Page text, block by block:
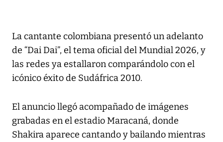
La cantante colombiana presentó un adelanto
de “Dai Dai”, el tema oficial del Mundial 2026, y
las redes ya estallaron comparándolo con el
icónico éxito de Sudáfrica 2010.
El anuncio llegó acompañado de imágenes
grabadas en el estadio Maracaná, donde
Shakira aparece cantando y bailando mientras